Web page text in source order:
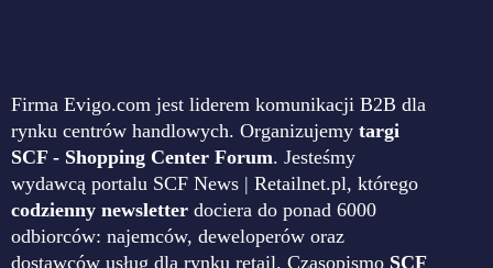
Firma Evigo.com jest liderem komunikacji B2B dla
rynku centrów handlowych. Organizujemy targi
SCF - Shopping Center Forum. Jesteśmy
wydawcą portalu SCF News | Retailnet.pl, którego
codzienny newsletter dociera do ponad 6000
odbiorców: najemców, deweloperów oraz
dostawców usług dla rynku retail. Czasopismo SCF